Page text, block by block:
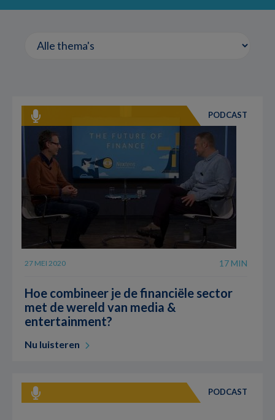
PODCAST
27 MEI 2020 17 MIN
Hoe combineer je de financiële sector
met de wereld van media &
entertainment?
Nu luisteren
PODCAST